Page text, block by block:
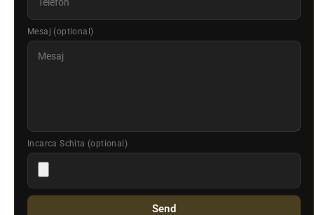
Mesaj (optional)
Incarca Schita (optional)
Send